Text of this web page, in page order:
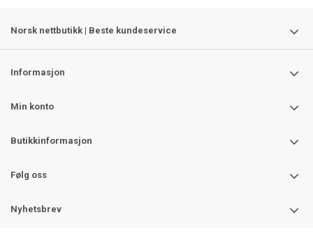
Norsk nettbutikk | Beste kundeservice
Informasjon
Min konto
Butikkinformasjon
Følg oss
Nyhetsbrev